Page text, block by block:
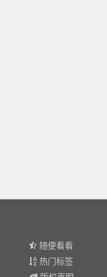
随便看看
热门标签